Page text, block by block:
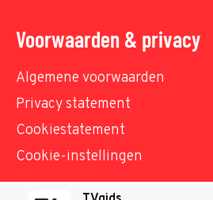
Voorwaarden & privacy
Algemene voorwaarden
Privacy statement
Cookiestatement
Cookie-instellingen